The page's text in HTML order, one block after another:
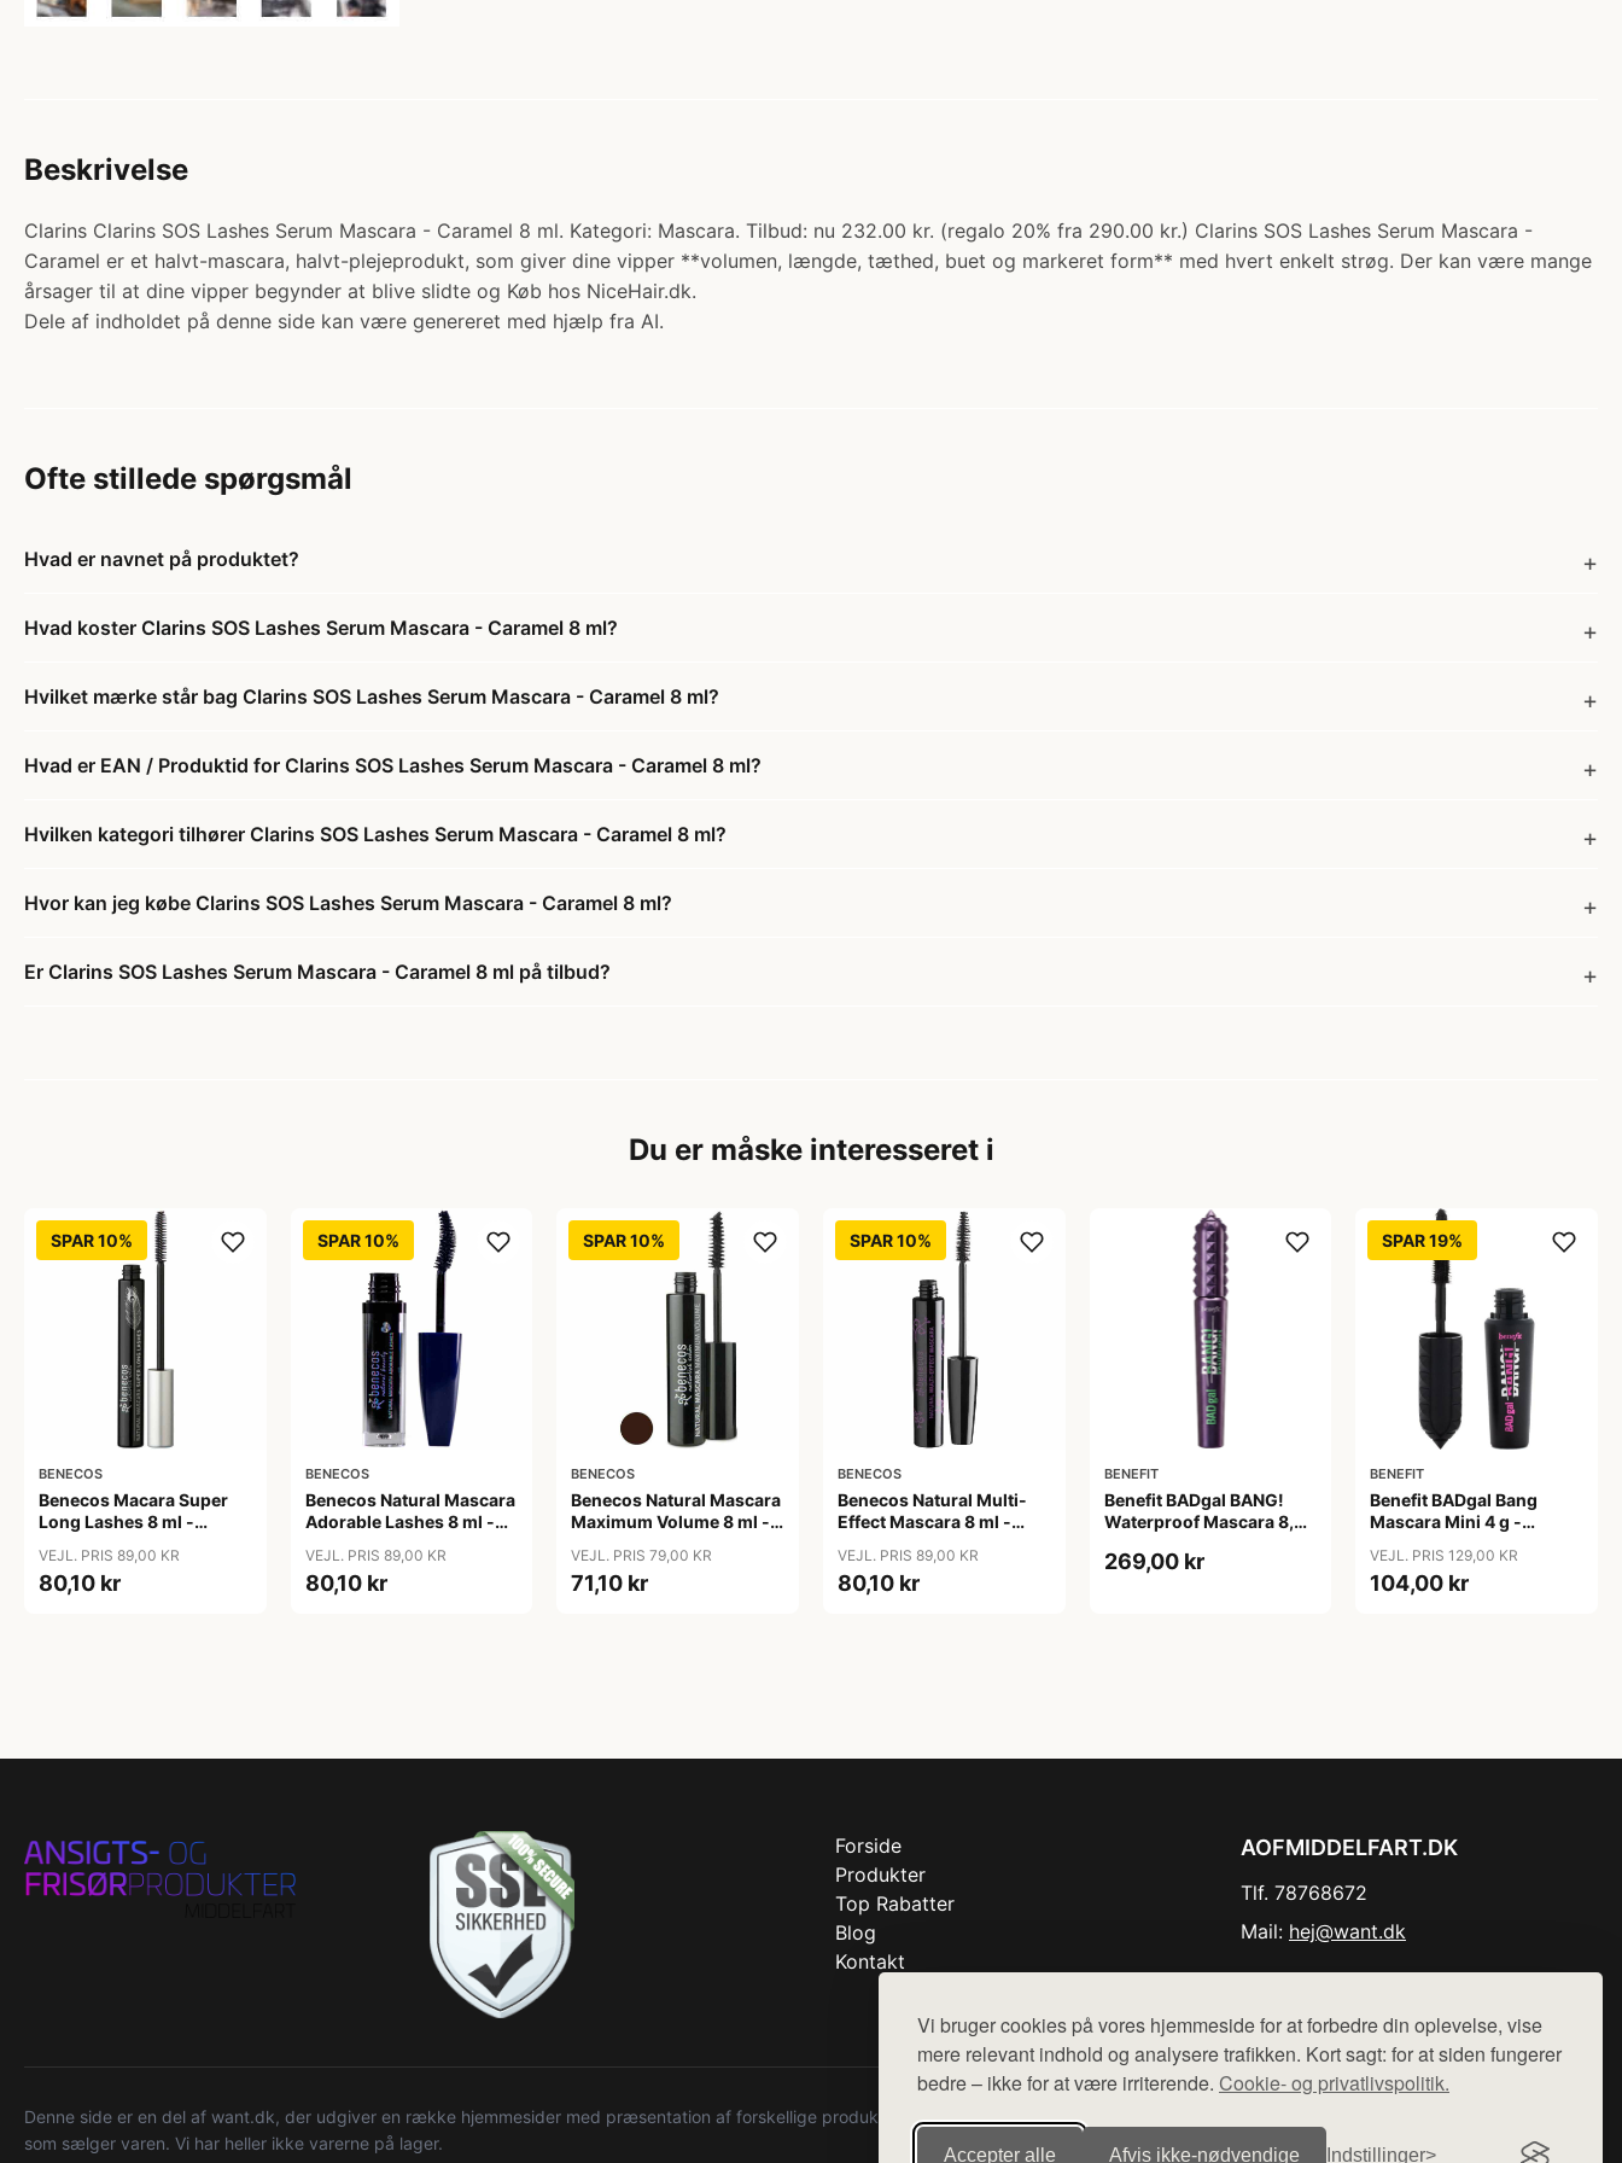
Vi bruger cookies på vores hjemmeside for at forbedre din oplevelse, vise
mere relevant indhold og analysere trafikken. Kort sagt: for at siden fungerer
bedre – ikke for at være irriterende. Cookie- og privatlivspolitik.
Accepter alle Afvis ikke‑nødvendige Indstillinger
Beskrivelse
Clarins Clarins SOS Lashes Serum Mascara - Caramel 8 ml. Kategori: Mascara. Tilbud: nu 232.00 kr. (regalo 20% fra 290.00 kr.) Clarins SOS Lashes Serum Mascara -
Caramel er et halvt-mascara, halvt-plejeprodukt, som giver dine vipper **volumen, længde, tæthed, buet og markeret form** med hvert enkelt strøg. Der kan være mange
årsager til at dine vipper begynder at blive slidte og Køb hos NiceHair.dk.
Dele af indholdet på denne side kan være genereret med hjælp fra AI.
Ofte stillede spørgsmål
Hvad er navnet på produktet?
Hvad koster Clarins SOS Lashes Serum Mascara - Caramel 8 ml?
Hvilket mærke står bag Clarins SOS Lashes Serum Mascara - Caramel 8 ml?
Hvad er EAN / Produktid for Clarins SOS Lashes Serum Mascara - Caramel 8 ml?
Hvilken kategori tilhører Clarins SOS Lashes Serum Mascara - Caramel 8 ml?
Hvor kan jeg købe Clarins SOS Lashes Serum Mascara - Caramel 8 ml?
Er Clarins SOS Lashes Serum Mascara - Caramel 8 ml på tilbud?
Du er måske interesseret i
SPAR 10%
BENECOS
Benecos Macara Super
Long Lashes 8 ml -
VEJL. PRIS 89,00 KR
80,10 kr
SPAR 10%
BENECOS
Benecos Natural Mascara
Adorable Lashes 8 ml -
VEJL. PRIS 89,00 KR
80,10 kr
SPAR 10%
BENECOS
Benecos Natural Mascara
Maximum Volume 8 ml -
VEJL. PRIS 79,00 KR
71,10 kr
SPAR 10%
BENECOS
Benecos Natural Multi-
Effect Mascara 8 ml -
VEJL. PRIS 89,00 KR
80,10 kr
BENEFIT
Benefit BADgal BANG!
Waterproof Mascara 8,5
269,00 kr
SPAR 19%
BENEFIT
Benefit BADgal Bang
Mascara Mini 4 g -
VEJL. PRIS 129,00 KR
104,00 kr
Forside
Produkter
Top Rabatter
Blog
Kontakt
AOFMIDDELFART.DK
Tlf. 78768672
Mail: hej@want.dk
Denne side er en del af want.dk, der udgiver en række hjemmesider med præsentation af forskellige produkter fra diverse webshops. Der sælges ikke varer fra denne side - vi henviser til de shops,
som sælger varen. Vi har heller ikke varerne på lager.